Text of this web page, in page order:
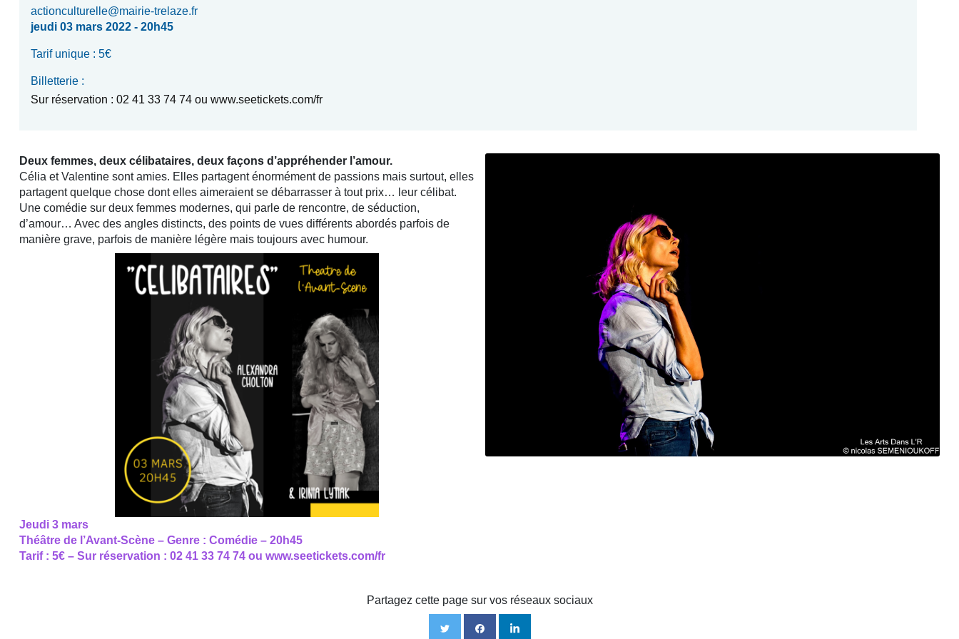
actionculturelle@mairie-trelaze.fr
jeudi 03 mars 2022 - 20h45
Tarif unique : 5€
Billetterie :
Sur réservation : 02 41 33 74 74 ou www.seetickets.com/fr
Deux femmes, deux célibataires, deux façons d’appréhender l’amour.
Célia et Valentine sont amies. Elles partagent énormément de passions mais surtout, elles
partagent quelque chose dont elles aimeraient se débarrasser à tout prix… leur célibat.
Une comédie sur deux femmes modernes, qui parle de rencontre, de séduction,
d’amour… Avec des angles distincts, des points de vues différents abordés parfois de
manière grave, parfois de manière légère mais toujours avec humour.
Jeudi 3 mars
Théâtre de l’Avant-Scène – Genre : Comédie – 20h45
Tarif : 5€ – Sur réservation : 02 41 33 74 74 ou www.seetickets.com/fr
Partagez cette page sur vos réseaux sociaux